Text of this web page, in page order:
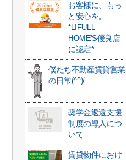
お客様に、もっ
と安心を。
*LIFULL
HOME'S優良店
に認定*
僕たち不動産賃貸営業
の日常(^^)/
奨学金返還支援
制度の導入につ
いて
賃貸物件におけ